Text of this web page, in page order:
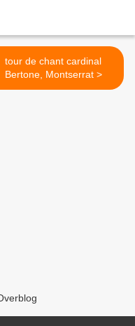
tour de chant cardinal
Bertone, Montserrat >